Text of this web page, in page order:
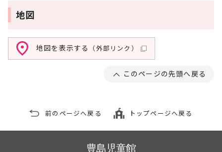
地図
地図を表示する （外部リンク）
このページの先頭へ戻る
前のページへ戻る トップページへ戻る
豊島児童館